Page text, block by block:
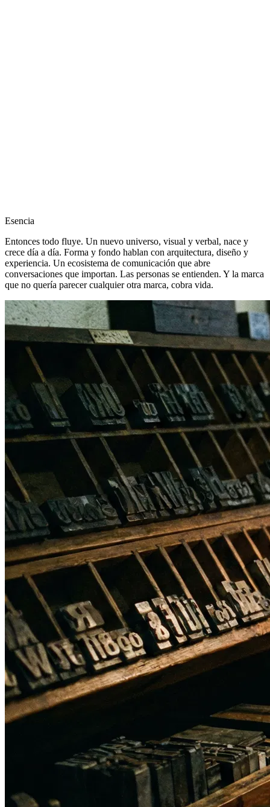
Esencia
Entonces todo fluye. Un nuevo universo, visual y verbal, nace y
crece día a día. Forma y fondo hablan con arquitectura, diseño y
experiencia. Un ecosistema de comunicación que abre
conversaciones que importan. Las personas se entienden. Y la marca
que no quería parecer cualquier otra marca, cobra vida.